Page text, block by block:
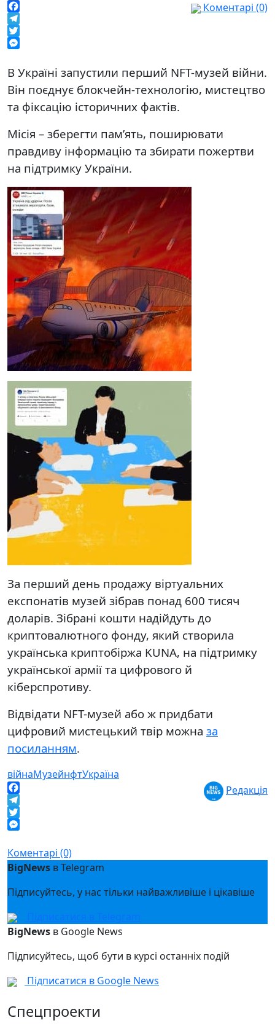
Facebook
Telegram
Twitter
Коментарі (0)
В Україні запустили перший NFT-музей війни.
Він поєднує блокчейн-технологію, мистецтво
та фіксацію історичних фактів.
Місія – зберегти пам’ять, поширювати
правдиву інформацію та збирати пожертви
на підтримку України.
За перший день продажу віртуальних
експонатів музей зібрав понад 600 тисяч
доларів. Зібрані кошти надійдуть до
криптовалютного фонду, який створила
українська криптобіржа KUNA, на підтримку
української армії та цифрового й
кіберспротиву.
Відвідати NFT-музей або ж придбати
цифровий мистецький твір можна за
посиланням.
війнаМузейнфтУкраїна
Facebook
Telegram
Twitter
Редакція
Коментарі (0)
BigNews в Telegram
Підписуйтесь, у нас тільки найважливіше і цікавіше
Підписатися в Telegram
BigNews в Google News
Підписуйтесь, щоб бути в курсі останніх подій
Підписатися в Google News
Спецпроекти